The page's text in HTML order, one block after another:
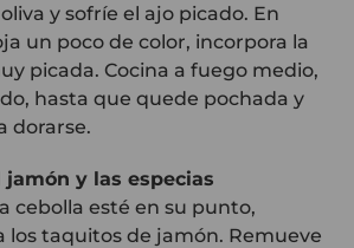
y sofríe el ajo picado. En
un poco de color, incorpora la
picada. Cocina a fuego medio,
hasta que quede pochada y
dorarse.
jamón y las especias
cebolla esté en su punto,
los taquitos de jamón. Remueve